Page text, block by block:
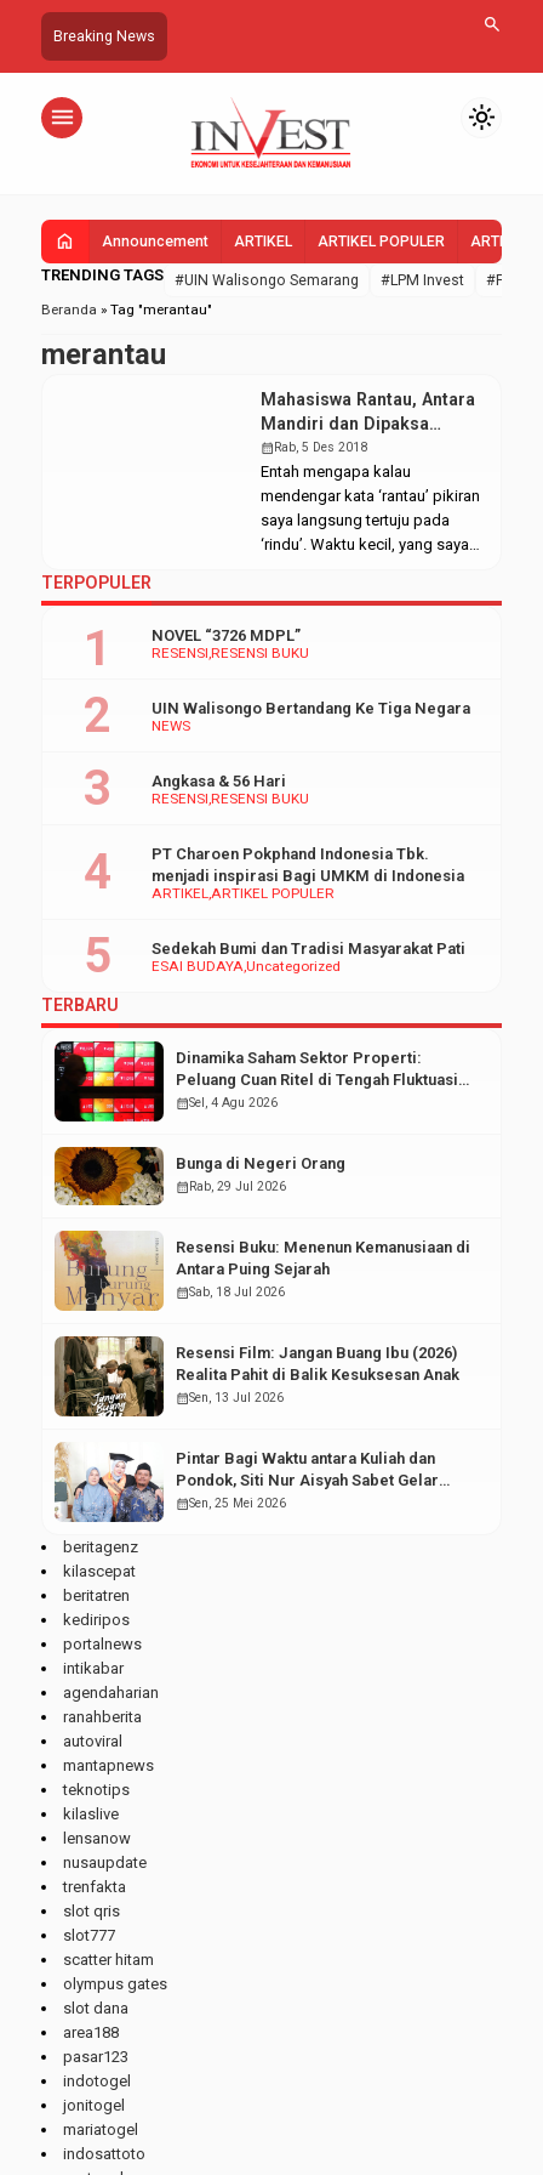
Breaking News search
menu light_mode
home Announcement ARTIKEL ARTIKEL POPULER ARTIKEL
TRENDING TAGS #UIN Walisongo Semarang #LPM Invest
#FEBI
Beranda » Tag "merantau"
merantau
Mahasiswa Rantau, Antara
Mandiri dan Dipaksa
Keadaan
calendar_monthRab, 5 Des 2018
Entah mengapa kalau
mendengar kata ‘rantau’ pikiran
saya langsung tertuju pada
‘rindu’. Waktu kecil, yang saya
desa untuk bekerja ke luar kota,
ayah saya dulu, dia pergi ke
TERPOPULER
RESENSI RESENSI BUKU
NOVEL “3726 MDPL”
NEWS
UIN Walisongo Bertandang Ke Tiga Negara
RESENSI RESENSI BUKU
Angkasa & 56 Hari
ARTIKELARTIKEL POPULER
PT Charoen Pokphand Indonesia Tbk.
menjadi inspirasi Bagi UMKM di Indonesia
ESAI BUDAYAUncategorized
Sedekah Bumi dan Tradisi Masyarakat Pati
TERBARU
Dinamika Saham Sektor Properti:
Peluang Cuan Ritel di Tengah Fluktuasi
Pasar Modal
calendar_monthSel, 4 Agu 2026
Bunga di Negeri Orang
calendar_monthRab, 29 Jul 2026
Resensi Buku: Menenun Kemanusiaan di
Antara Puing Sejarah
calendar_monthSab, 18 Jul 2026
Resensi Film: Jangan Buang Ibu (2026)
Realita Pahit di Balik Kesuksesan Anak
calendar_monthSen, 13 Jul 2026
Pintar Bagi Waktu antara Kuliah dan
Pondok, Siti Nur Aisyah Sabet Gelar
Wisudawan Terbaik
calendar_monthSen, 25 Mei 2026
beritagenz
kilascepat
beritatren
kediripos
portalnews
intikabar
agendaharian
ranahberita
autoviral
mantapnews
teknotips
kilaslive
lensanow
nusaupdate
trenfakta
slot qris
slot777
scatter hitam
olympus gates
slot dana
area188
pasar123
indotogel
jonitogel
mariatogel
indosattoto